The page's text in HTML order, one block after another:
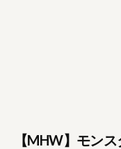
【MHW】モン